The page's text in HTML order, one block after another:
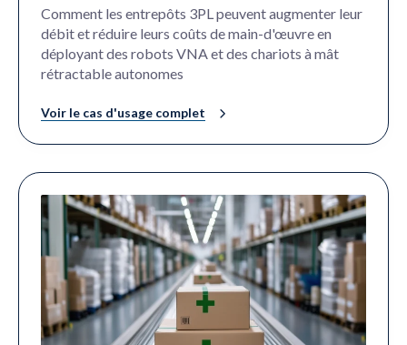
Comment les entrepôts 3PL peuvent augmenter leur
débit et réduire leurs coûts de main-d'œuvre en
déployant des robots VNA et des chariots à mât
rétractable autonomes
Voir le cas d'usage complet